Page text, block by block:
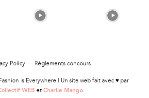
Policy Règlements concours
is Everywhere | Un site web fait avec ♥ par
WEB et Charlie Mango